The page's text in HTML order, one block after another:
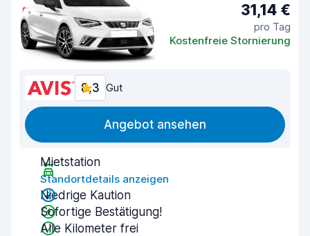
31,14 €
pro Tag
Kostenfreie Stornierung
8,3 Gut
Angebot ansehen
Mietstation
Standortdetails anzeigen
Niedrige Kaution
Sofortige Bestätigung!
Alle Kilometer frei